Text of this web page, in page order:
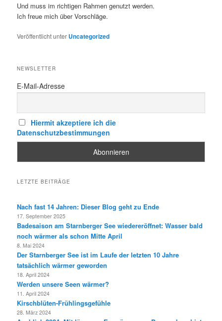
Und muss im richtigen Rahmen genutzt werden.
Ich freue mich über Vorschläge.
Veröffentlicht unter Uncategorized
NEWSLETTER
E-Mail-Adresse
Hiermit akzeptiere ich die
Datenschutzbestimmungen
LETZTE BEITRÄGE
Nach fast 14 Jahren: Dieser Blog geht zu Ende
17. September 2025
Badesaison am Starnberger See wiedereröffnet: Wasser bald
noch wärmer als schon Mitte April
8. Mai 2024
Der Starnberger See ist im Laufe der letzten 10 Jahre
tatsächlich wärmer geworden
18. April 2024
Werden unsere Seen wärmer?
11. April 2024
Kirschblüten-Frühlingsgefühle
28. März 2024